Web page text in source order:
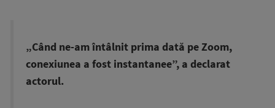
„Când ne-am întâlnit prima dată pe Zoom,
conexiunea a fost instantanee”, a declarat
actorul.